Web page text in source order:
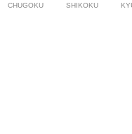
CHUGOKU SHIKOKU